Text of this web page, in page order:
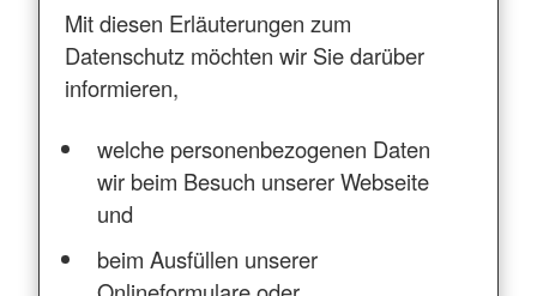
Mit diesen Erläuterungen zum
Datenschutz möchten wir Sie darüber
informieren,
welche personenbezogenen Daten
wir beim Besuch unserer Webseite
und
beim Ausfüllen unserer